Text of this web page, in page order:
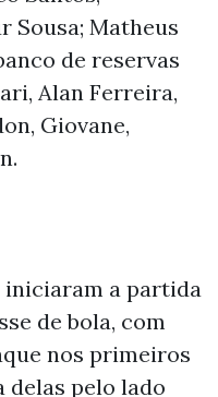
Sousa; Matheus
de reservas
Alan Ferreira,
Giovane,
iniciaram a partida
de bola, com
nos primeiros
delas pelo lado